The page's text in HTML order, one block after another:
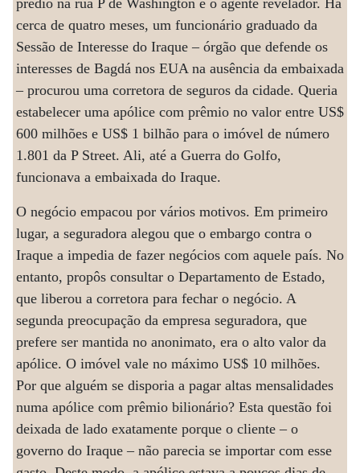
cerca de quatro meses, um funcionário graduado da
Sessão de Interesse do Iraque – órgão que defende os
interesses de Bagdá nos EUA na ausência da embaixada
– procurou uma corretora de seguros da cidade. Queria
estabelecer uma apólice com prêmio no valor entre US$
600 milhões e US$ 1 bilhão para o imóvel de número
1.801 da P Street. Ali, até a Guerra do Golfo,
funcionava a embaixada do Iraque.
O negócio empacou por vários motivos. Em primeiro
lugar, a seguradora alegou que o embargo contra o
Iraque a impedia de fazer negócios com aquele país. No
entanto, propôs consultar o Departamento de Estado,
que liberou a corretora para fechar o negócio. A
segunda preocupação da empresa seguradora, que
prefere ser mantida no anonimato, era o alto valor da
apólice. O imóvel vale no máximo US$ 10 milhões.
Por que alguém se disporia a pagar altas mensalidades
numa apólice com prêmio bilionário? Esta questão foi
deixada de lado exatamente porque o cliente – o
governo do Iraque – não parecia se importar com esse